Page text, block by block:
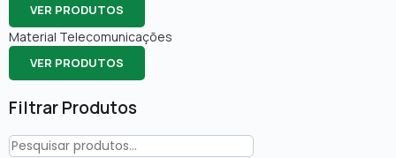
Filtrar Produtos
VER PRODUTOS
Material Telecomunicações
VER PRODUTOS